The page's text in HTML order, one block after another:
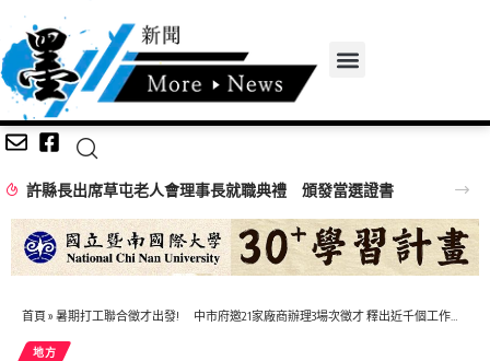
許縣長出席草屯老人會理事長就職典禮 頒發當選證書
首頁 » 暑期打工聯合徵才出發! 中市府邀21家廠商辦理3場次徵才 釋出近千個工作機會
地方